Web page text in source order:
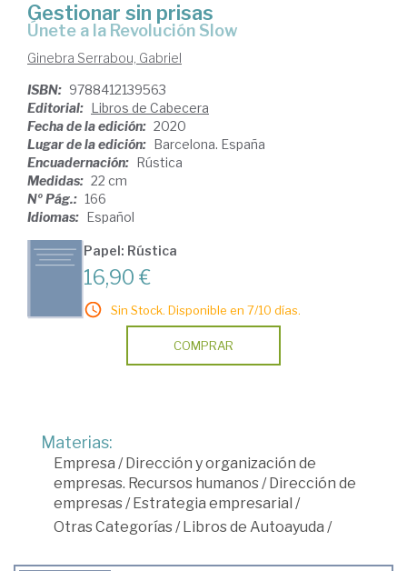
Gestionar sin prisas
únete a la Revolución Slow
Ginebra Serrabou, Gabriel
ISBN: 9788412139563
Editorial:
Libros de Cabecera
Fecha de la edición: 2020
Lugar de la edición:
Barcelona. España
Encuadernación:
Rústica
Medidas: 22 cm
Nº Pág.: 166
Idiomas:
Español
Papel: Rústica
16,90 €
Sin Stock. Disponible en 7/10 días.
COMPRAR
Materias:
Empresa / Dirección y organización de
empresas. Recursos humanos/ Dirección de
empresas/ Estrategia empresarial /
Otras Categorías/ Libros de Autoayuda /